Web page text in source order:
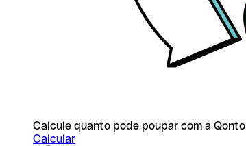
Calcule quanto pode poupar com a Qonto
Calcular